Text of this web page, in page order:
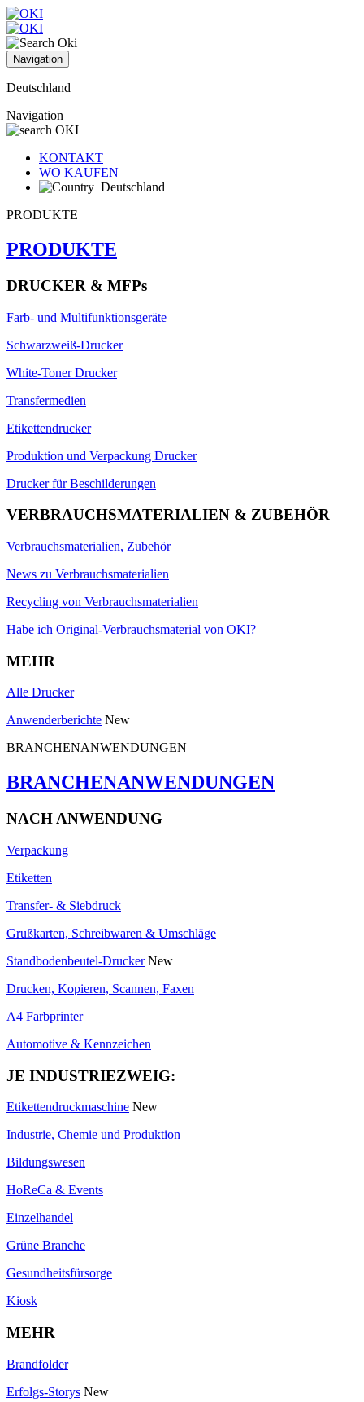
Navigation
Deutschland
Navigation
KONTAKT
WO KAUFEN
Deutschland
PRODUKTE
PRODUKTE
DRUCKER & MFPs
Farb- und Multifunktionsgeräte
Schwarzweiß-Drucker
White-Toner Drucker
Transfermedien
Etikettendrucker
Produktion und Verpackung Drucker
Drucker für Beschilderungen
VERBRAUCHSMATERIALIEN & ZUBEHÖR
Verbrauchsmaterialien, Zubehör
News zu Verbrauchsmaterialien
Recycling von Verbrauchsmaterialien
Habe ich Original-Verbrauchsmaterial von OKI?
MEHR
Alle Drucker
Anwenderberichte New
BRANCHENANWENDUNGEN
BRANCHENANWENDUNGEN
NACH ANWENDUNG
Verpackung
Etiketten
Transfer- & Siebdruck
Grußkarten, Schreibwaren & Umschläge
Standbodenbeutel-Drucker New
Drucken, Kopieren, Scannen, Faxen
A4 Farbprinter
Automotive & Kennzeichen
JE INDUSTRIEZWEIG:
Etikettendruckmaschine New
Industrie, Chemie und Produktion
Bildungswesen
HoReCa & Events
Einzelhandel
Grüne Branche
Gesundheitsfürsorge
Kiosk
MEHR
Brandfolder
Erfolgs-Storys New